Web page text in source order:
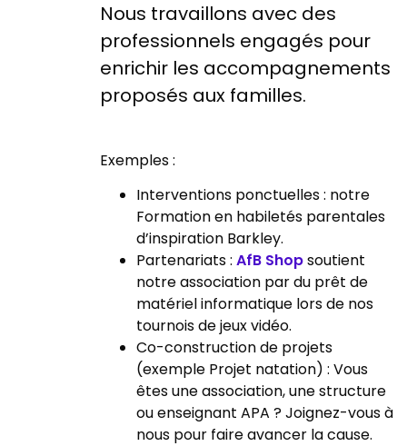
Nous travaillons avec des
professionnels engagés pour
enrichir les accompagnements
proposés aux familles.
Exemples :
Interventions ponctuelles : notre
Formation en habiletés parentales
d’inspiration Barkley.
Partenariats : AfB Shopsoutient
notre association par du prêt de
matériel informatique lors de nos
tournois de jeux vidéo.
Co-construction de projets
(exemple Projet natation) : Vous
êtes une association, une structure
ou enseignant APA ? Joignez-vous à
nous pour faire avancer la cause.